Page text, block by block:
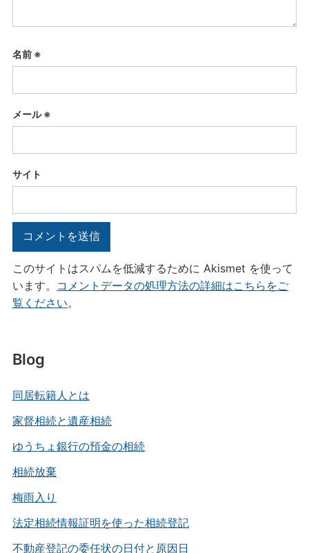
Blog
同居転籍人とは
家督相続と遺産相続
ゆうちょ銀行の預金の相続
相続放棄
梅雨入り
法定相続情報証明を使った相続登記
不動産登記の委任状の日付と原因日
名前 ※
メール※
サイト
このサイトはスパムを低減するために Akismet を使って
います。
コメントデータの処理方法の詳細はこちらをご
覧ください。